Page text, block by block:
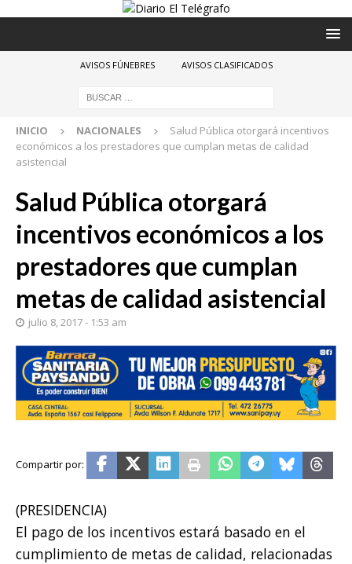
AVISOS FÚNEBRES AVISOS CLASIFICADOS
INICIO NACIONALES
Salud Pública otorgará incentivos
económicos a los prestadores que cumplan metas de calidad
asistencial
Salud Pública otorgará
incentivos económicos a los
prestadores que cumplan
metas de calidad asistencial
julio 8, 2017 - 1:53 am
(PRESIDENCIA)
El pago de los incentivos estará basado en el
cumplimiento de metas de calidad, relacionadas